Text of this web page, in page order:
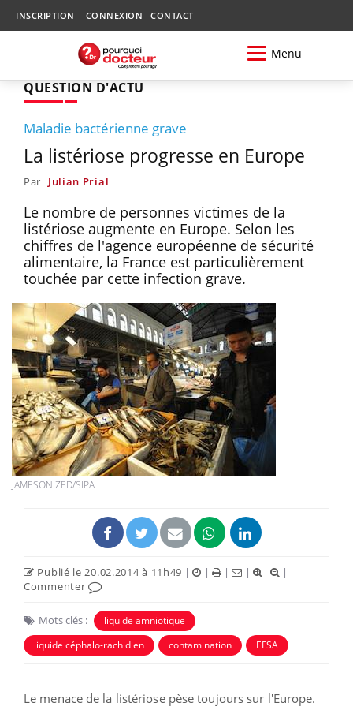
INSCRIPTION CONNEXION CONTACT
Menu
QUESTION D'ACTU
Maladie bactérienne grave
La listériose progresse en Europe
Par Julian Prial
Le nombre de personnes victimes de la
listériose augmente en Europe. Selon les
chiffres de l'agence européenne de sécurité
alimentaire, la France est particulièrement
touchée par cette infection grave.
JAMESON ZED/SIPA
Publié le 20.02.2014 à 11h49 | | | |
|
Commenter
Mots clés :
liquide amniotique
liquide céphalo-rachidien
contamination EFSA
Le menace de la listériose pèse toujours sur l'Europe.